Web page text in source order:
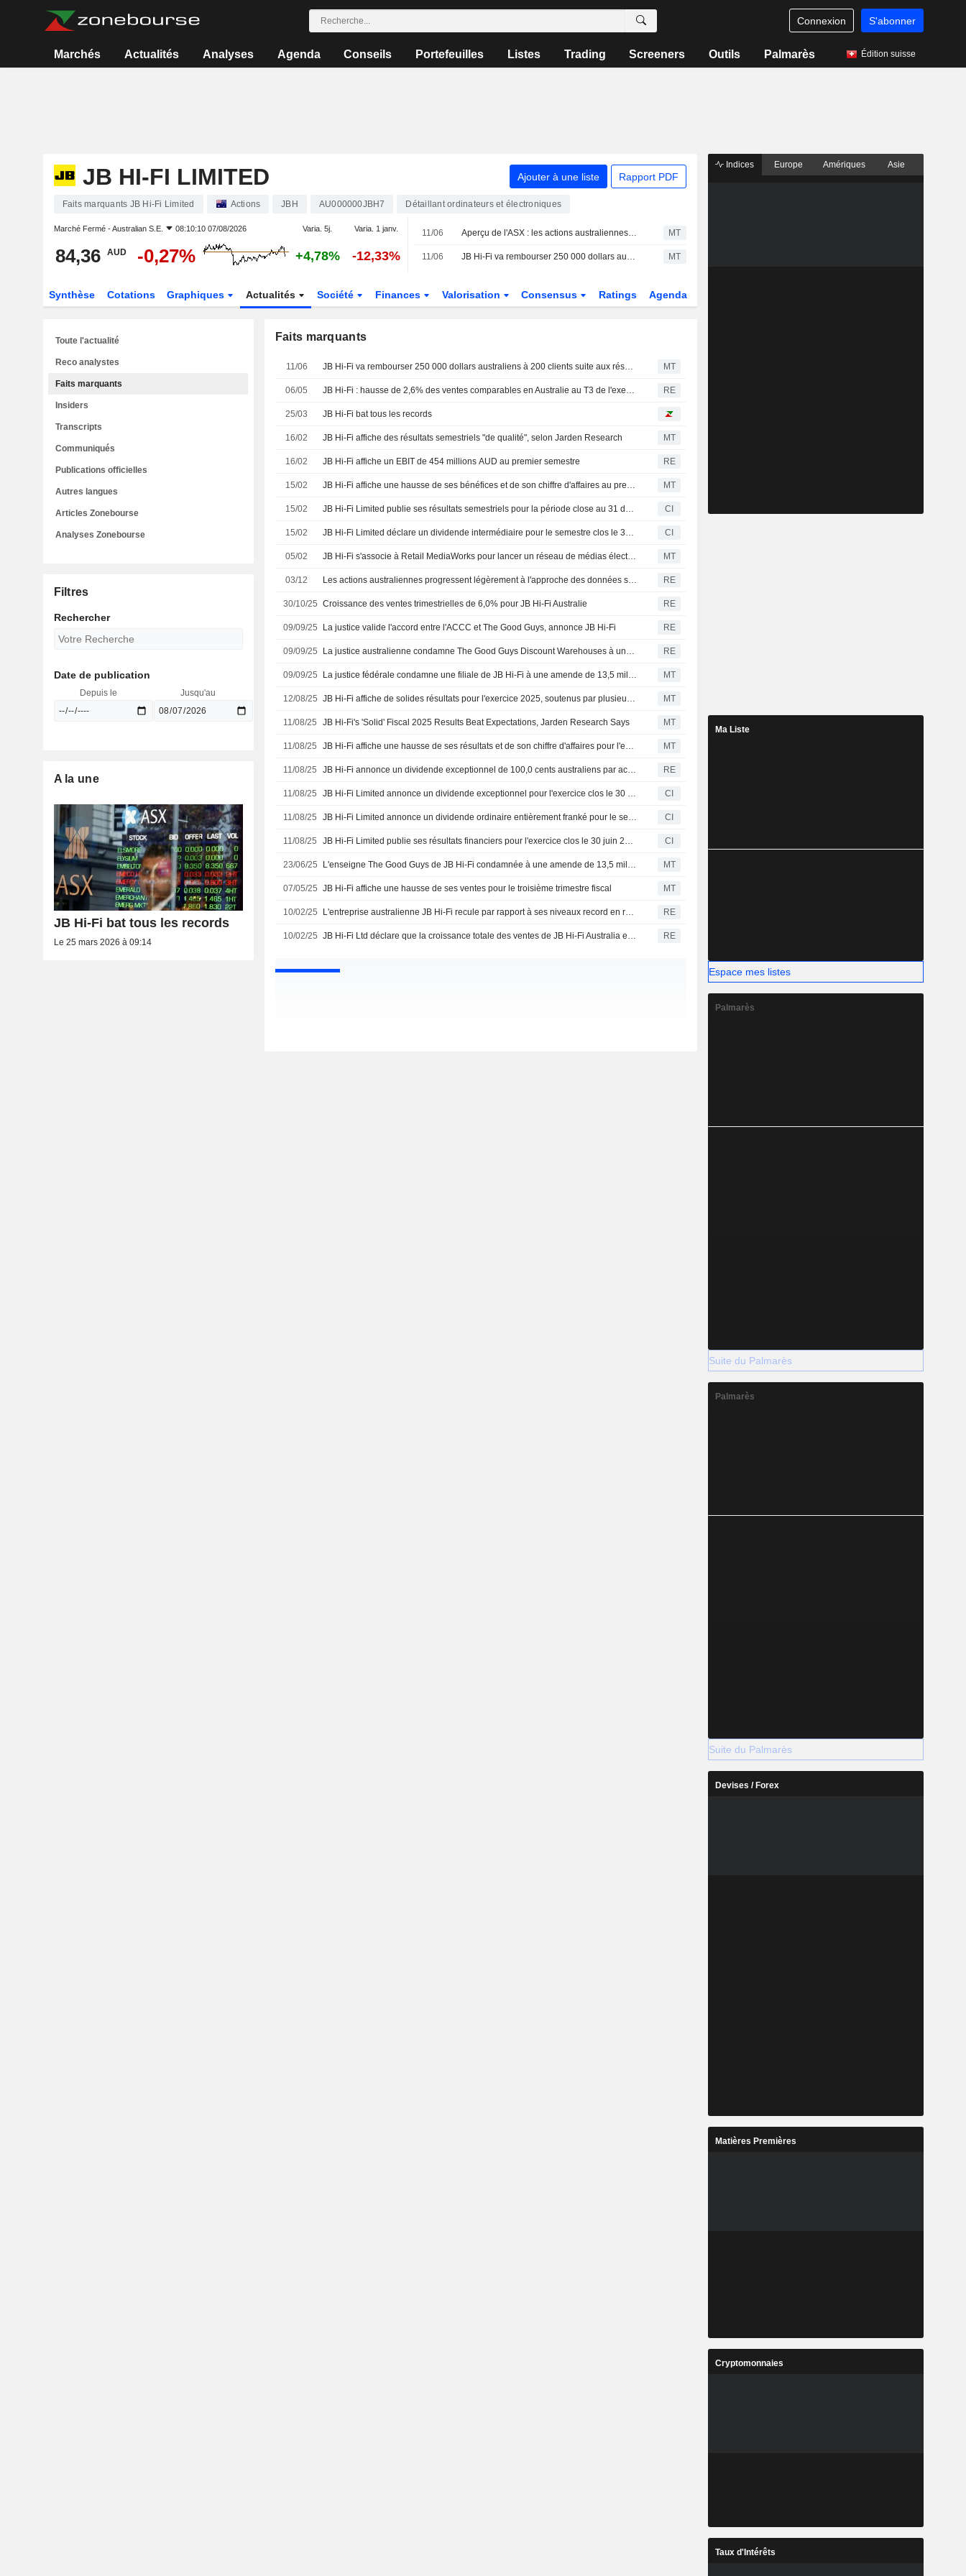
Connexion S'abonner
Marchés Actualités Analyses Agenda Conseils Portefeuilles Listes Trading Screeners Outils Palmarès Édition suisse
JB HI-FI LIMITED Ajouter à une liste Rapport PDF
Faits marquants JB Hi-Fi Limited Actions JBH AU000000JBH7 Détaillant ordinateurs et électroniques
Marché Fermé -Australian S.E. 08:10:10 07/08/2026 Varia. 5j. Varia. 1 janv.
84,36 AUD -0,27% +4,78% -12,33%
11/06 Aperçu de l'ASX : les actions australiennes attendues en baisse sur fond de flambée du pétrole ; Southern Cross Media Group va supprimer jusqu'à 300 postes MT
11/06 JB Hi-Fi va rembourser 250 000 dollars australiens à 200 clients suite aux réserves de l'ACCC sur des publicités mensongères MT
Synthèse Cotations Graphiques Actualités Société Finances Valorisation Consensus Ratings Agenda
Faits marquants
11/06 JB Hi-Fi va rembourser 250 000 dollars australiens à 200 clients suite aux réserves de l'ACCC sur des publicités mensongères MT
06/05 JB Hi-Fi : hausse de 2,6% des ventes comparables en Australie au T3 de l'exercice 2026, progression de 4,0% du chiffre d'affaires total RE
25/03 JB Hi-Fi bat tous les records
16/02 JB Hi-Fi affiche des résultats semestriels "de qualité", selon Jarden Research MT
16/02 JB Hi-Fi affiche un EBIT de 454 millions AUD au premier semestre RE
15/02 JB Hi-Fi affiche une hausse de ses bénéfices et de son chiffre d'affaires au premier semestre fiscal MT
15/02 JB Hi-Fi Limited publie ses résultats semestriels pour la période close au 31 décembre 2025 CI
15/02 JB Hi-Fi Limited déclare un dividende intermédiaire pour le semestre clos le 31 décembre 2025, payable le 13 mars 2026 CI
05/02 JB Hi-Fi s'associe à Retail MediaWorks pour lancer un réseau de médias électroniques, selon l'AFR MT
03/12 Les actions australiennes progressent légèrement à l'approche des données sur le PIB RE
30/10/25 Croissance des ventes trimestrielles de 6,0% pour JB Hi-Fi Australie RE
09/09/25 La justice valide l'accord entre l'ACCC et The Good Guys, annonce JB Hi-Fi RE
09/09/25 La justice australienne condamne The Good Guys Discount Warehouses à une amende de 13,5 millions de dollars australiens RE
09/09/25 La justice fédérale condamne une filiale de JB Hi-Fi à une amende de 13,5 millions AUD pour promotions trompeuses MT
12/08/25 JB Hi-Fi affiche de solides résultats pour l'exercice 2025, soutenus par plusieurs moteurs de croissance, mais des inquiétudes persistent sur la valorisation, selon Jarden MT
11/08/25 JB Hi-Fi's 'Solid' Fiscal 2025 Results Beat Expectations, Jarden Research Says MT
11/08/25 JB Hi-Fi affiche une hausse de ses résultats et de son chiffre d'affaires pour l'exercice 2025 MT
11/08/25 JB Hi-Fi annonce un dividende exceptionnel de 100,0 cents australiens par action RE
11/08/25 JB Hi-Fi Limited annonce un dividende exceptionnel pour l'exercice clos le 30 juin 2025, payable le 5 septembre 2025 CI
11/08/25 JB Hi-Fi Limited annonce un dividende ordinaire entièrement franké pour le semestre clos le 30 juin 2025 et fournit des prévisions de dividende pour l'exercice 2026 CI
11/08/25 JB Hi-Fi Limited publie ses résultats financiers pour l'exercice clos le 30 juin 2025 CI
23/06/25 L'enseigne The Good Guys de JB Hi-Fi condamnée à une amende de 13,5 millions AUD par l'ACCC MT
07/05/25 JB Hi-Fi affiche une hausse de ses ventes pour le troisième trimestre fiscal MT
10/02/25 L'entreprise australienne JB Hi-Fi recule par rapport à ses niveaux record en raison de la baisse de ses marges brutes RE
10/02/25 JB Hi-Fi Ltd déclare que la croissance totale des ventes de JB Hi-Fi Australia en janvier était de 7,4 %. RE
Toute l'actualité
Reco analystes
Faits marquants
Insiders
Transcripts
Communiqués
Publications officielles
Autres langues
Articles Zonebourse
Analyses Zonebourse
Filtres
Rechercher
Date de publication
Depuis le Jusqu'au
A la une
JB Hi-Fi bat tous les records
Le 25 mars 2026 à 09:14
Indices Europe Amériques Asie
Ma Liste
Espace mes listes
Palmarès
Suite du Palmarès
Palmarès
Suite du Palmarès
Devises / Forex
Matières Premières
Cryptomonnaies
Taux d'Intérêts